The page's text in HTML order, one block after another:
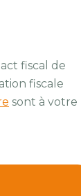
fiscal de
fiscale
sont à votre